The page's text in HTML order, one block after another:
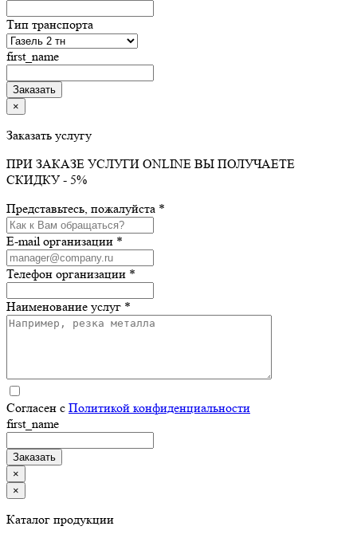
Тип транспорта
first_name
×
Заказать услугу
ПРИ ЗАКАЗЕ УСЛУГИ ONLINE ВЫ ПОЛУЧАЕТЕ
СКИДКУ - 5%
Представьтесь, пожалуйста *
E-mail организации *
Телефон организации *
Наименование услуг *
Согласен с Политикой конфиденциальности
first_name
×
×
Каталог продукции